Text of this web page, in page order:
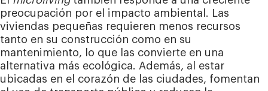
preocupación por el impacto ambiental. Las
viviendas pequeñas requieren menos recursos
tanto en su construcción como en su
mantenimiento, lo que las convierte en una
alternativa más ecológica. Además, al estar
ubicadas en el corazón de las ciudades, fomentan